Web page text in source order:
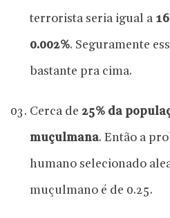
terrorista seria igual a
0.002%. Seguramente
bastante pra cima.
Cerca de 25% da
muçulmana. Então a
humano selecionado
muçulmano é de 0.25.